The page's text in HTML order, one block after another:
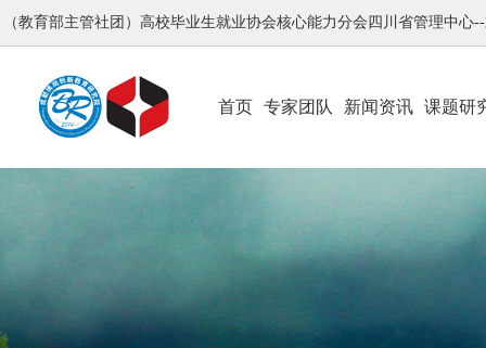
（教育部主管社团）高校毕业生就业协会核心能力分会四川省管理中心
首页 专家团队 新闻资讯 课题研